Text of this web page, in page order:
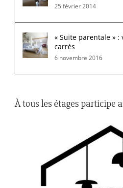
25 février 2014
« Suite parentale »
carrés
6 novembre 2016
À tous les étages participe